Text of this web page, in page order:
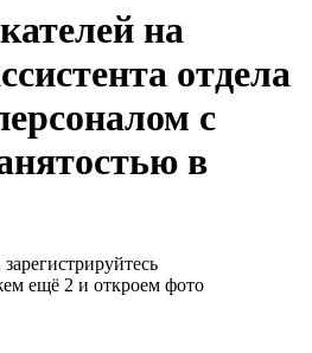
на
отдела
с
в
ещё 2 и откроем фото